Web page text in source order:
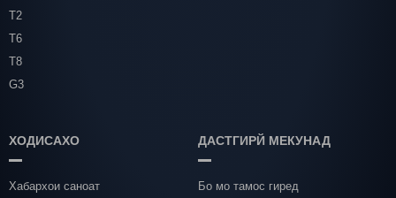
T2
T6
T8
G3
ХОДИСАХО
Хабархои саноат
ДАСТГИРЙ МЕКУНАД
Бо мо тамос гиред